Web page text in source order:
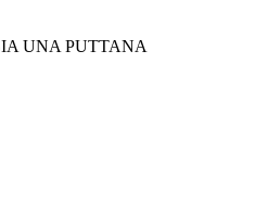
UNA PUTTANA